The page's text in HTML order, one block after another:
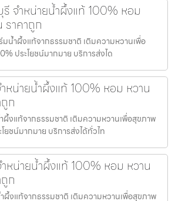
จำหน่ายน้ำผึ้งแท้ 100% หอม
ราคาถูก
น้ำผึ้งแท้จากธรรมชาติ เติมความหวานเพื่อ
ประโยชน์มากมาย บริการส่งได
หน่ายน้ำผึ้งแท้ 100% หอม หวาน
ก
งแท้จากธรรมชาติ เติมความหวานเพื่อสุขภาพ
ยชน์มากมาย บริการส่งได้ทั่วไท
หน่ายน้ำผึ้งแท้ 100% หอม หวาน
ก
งแท้จากธรรมชาติ เติมความหวานเพื่อสุขภาพ